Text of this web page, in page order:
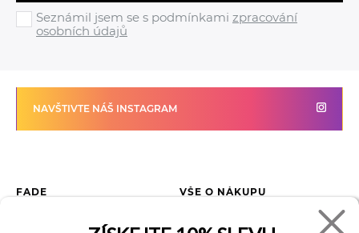
Seznámil jsem se s podmínkami zpracování
osobních údajů
NAVŠTIVTE NÁŠ INSTAGRAM
FADE
VŠE O NÁKUPU